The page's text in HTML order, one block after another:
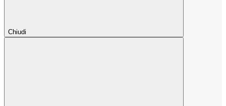
Chiudi